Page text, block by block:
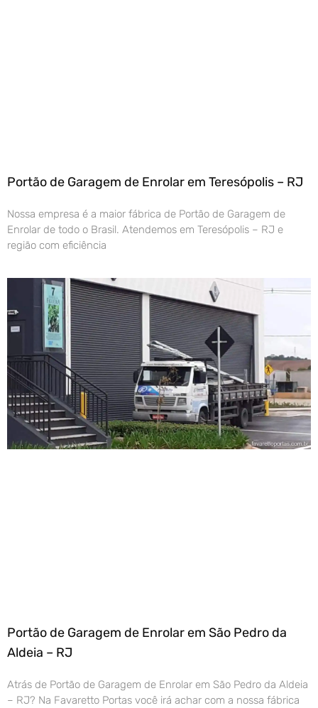
Portão de Garagem de Enrolar em Teresópolis – RJ
Nossa empresa é a maior fábrica de Portão de Garagem de
Enrolar de todo o Brasil. Atendemos em Teresópolis – RJ e
região com eficiência
Portão de Garagem de Enrolar em São Pedro da
Aldeia – RJ
Atrás de Portão de Garagem de Enrolar em São Pedro da Aldeia
– RJ? Na Favaretto Portas você irá achar com a nossa fábrica